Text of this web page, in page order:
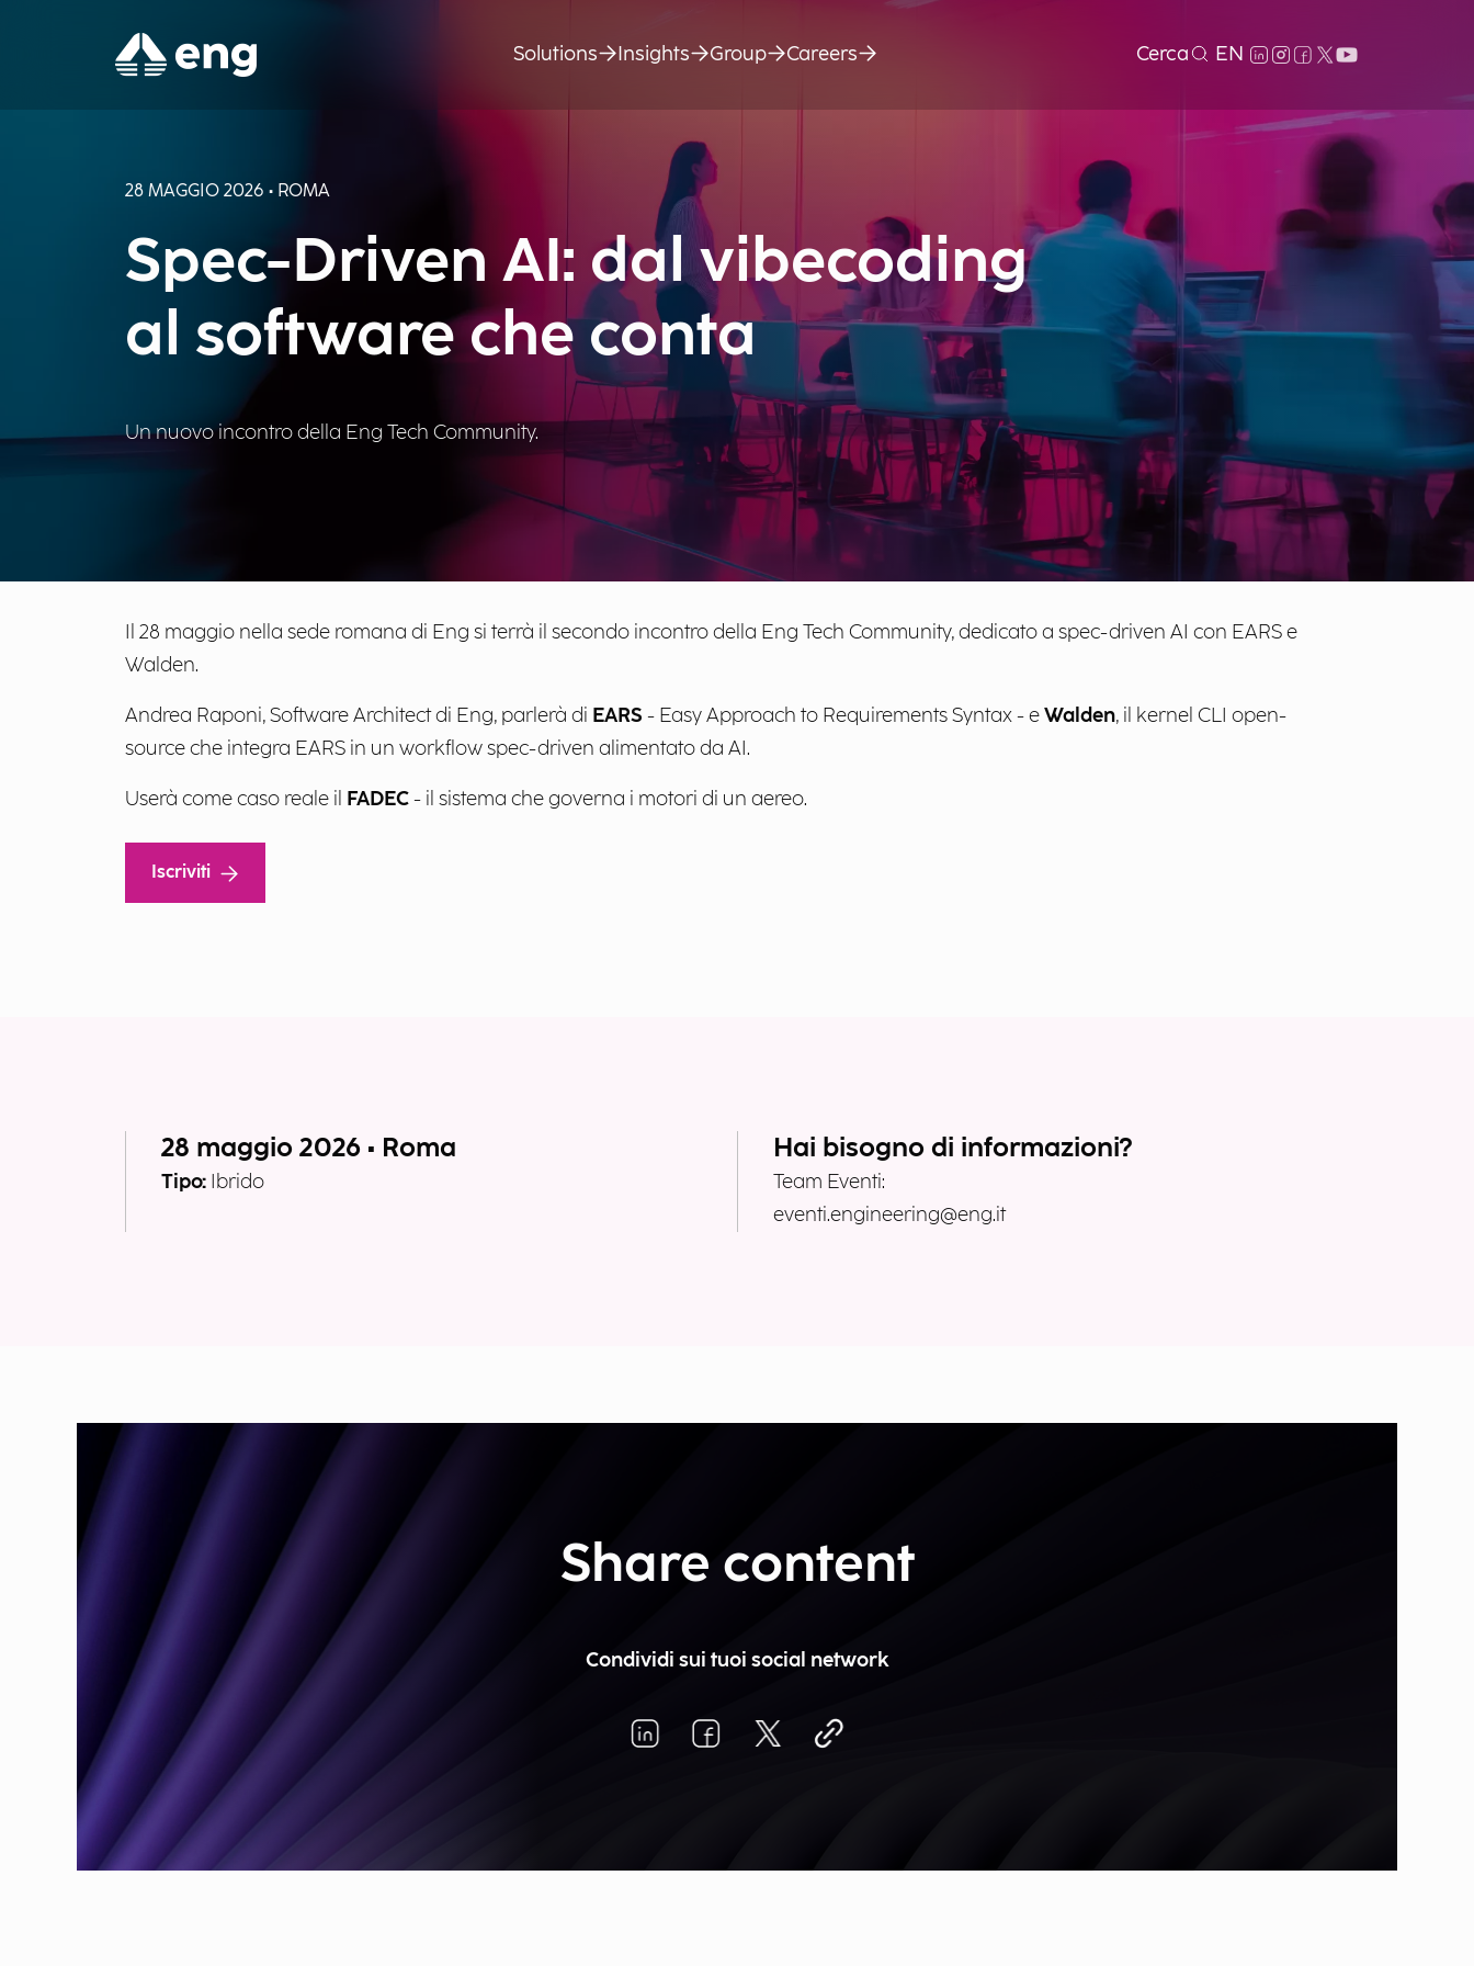
28 MAGGIO 2026 • ROMA
Spec-Driven AI: dal vibecoding
al software che conta
Un nuovo incontro della Eng Tech Community.
Il 28 maggio nella sede romana di Eng si terrà il secondo incontro della Eng Tech Community, dedicato a spec-driven AI con EARS e
Walden.
Andrea Raponi, Software Architect di Eng, parlerà di EARS - Easy Approach to Requirements Syntax - eWalden, il kernel CLI open-
source che integra EARS in un workflow spec-driven alimentato da AI.
Userà come caso reale il FADEC- il sistema che governa i motori di un aereo.
Iscriviti
28 maggio 2026 • Roma
Tipo: Ibrido
Hai bisogno di informazioni?
Team Eventi:
eventi.engineering@eng.it
Share content
Condividi sui tuoi social network
Solutions Insights Group Careers Cerca EN